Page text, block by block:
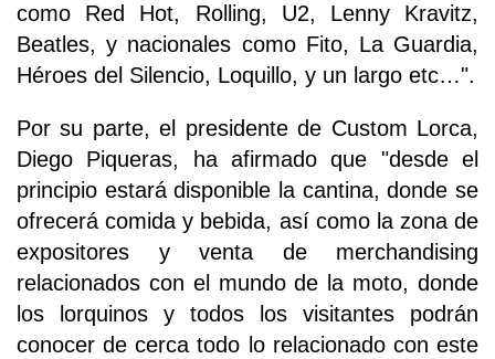
como Red Hot, Rolling, U2, Lenny Kravitz,
Beatles, y nacionales como Fito, La Guardia,
Héroes del Silencio, Loquillo, y un largo etc…".
Por su parte, el presidente de Custom Lorca,
Diego Piqueras, ha afirmado que "desde el
principio estará disponible la cantina, donde se
ofrecerá comida y bebida, así como la zona de
expositores y venta de merchandising
relacionados con el mundo de la moto, donde
los lorquinos y todos los visitantes podrán
conocer de cerca todo lo relacionado con este